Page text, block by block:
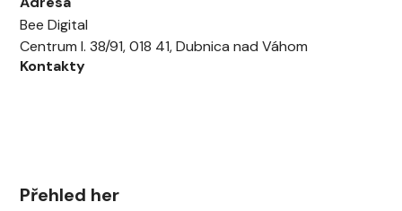
Bee Digital
Centrum I. 38/91, 018 41, Dubnica nad Váhom
Kontakty
Přehled her